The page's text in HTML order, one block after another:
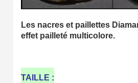
Les nacres et paillettes
effet pailleté multicolore.
TAILLE :